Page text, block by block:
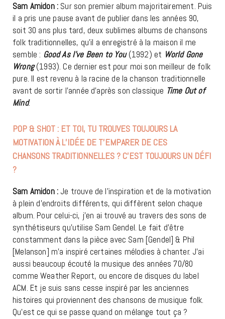
Sam Amidon : Sur son premier album majoritairement. Puis
il a pris une pause avant de publier dans les années 90,
soit 30 ans plus tard, deux sublimes albums de chansons
folk traditionnelles, qu’il a enregistré à la maison il me
semble : Good As I’ve Been to You(1992) et World Gone
Wrong(1993). Ce dernier est pour moi son meilleur de folk
pure. Il est revenu à la racine de la chanson traditionnelle
avant de sortir l’année d’après son classique Time Out of
Mind.
POP & SHOT : ET TOI, TU TROUVES TOUJOURS LA
MOTIVATION À L’IDÉE DE T’EMPARER DE CES
CHANSONS TRADITIONNELLES ? C’EST TOUJOURS UN DÉFI
?
Sam Amidon : Je trouve de l’inspiration et de la motivation
à plein d’endroits différents, qui diffèrent selon chaque
album. Pour celui-ci, j’en ai trouvé au travers des sons de
synthétiseurs qu’utilise Sam Gendel. Le fait d’être
constamment dans la pièce avec Sam [Gendel] & Phil
[Melanson] m’a inspiré certaines mélodies à chanter. J’ai
aussi beaucoup écouté la musique des années 70/80
comme Weather Report, ou encore de disques du label
ACM. Et je suis sans cesse inspiré par les anciennes
histoires qui proviennent des chansons de musique folk.
Qu’est ce qui se passe quand on mélange tout ça ?